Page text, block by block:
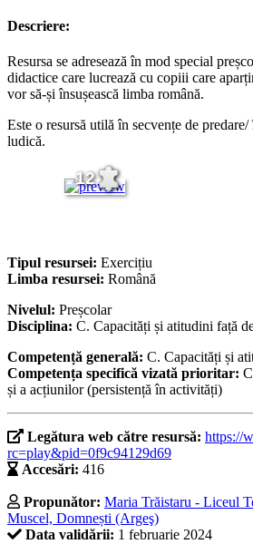
Descriere:
Resursa se adresează în mod special
didactice care lucrează cu copiii care
vor să-și însușească limba română.
Este o resursă utilă în secvențe de
ludică.
12
Tipul resursei: Exercițiu
Limba resursei: Română
Nivelul: Preșcolar
Disciplina: C. Capacități și atitudini față
Competență generală: C. Capacități și
Competența specifică vizată prioritar:
și a acțiunilor (persistență în activități)
Legătura web către resursă: https://
rc=play&pid=0f9c94129d69
Accesări: 416
Propunător: Maria Trăistaru - Liceul
Muscel, Domnești (Argeş)
Data validării: 1 februarie 2024